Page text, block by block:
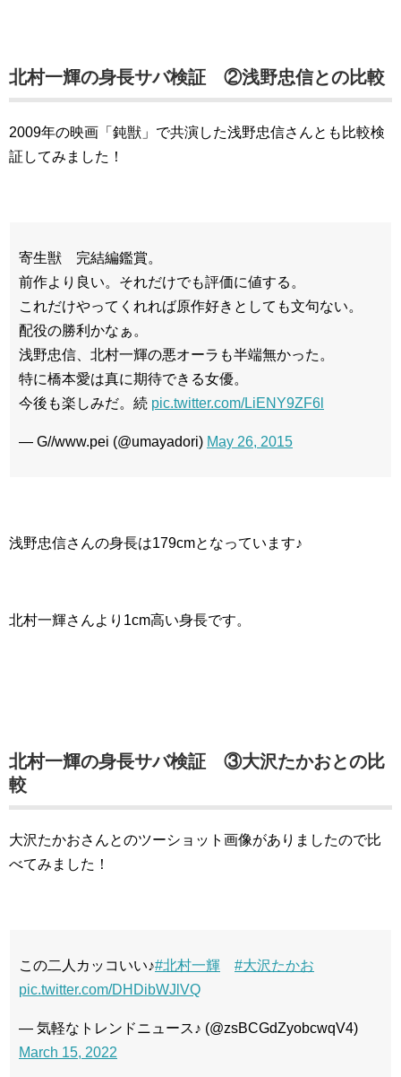
北村一輝の身長サバ検証 ②浅野忠信との比較
2009年の映画「鈍獣」で共演した浅野忠信さんとも比較検
証してみました！
寄生獣 完結編鑑賞。
前作より良い。それだけでも評価に値する。
これだけやってくれれば原作好きとしても文句ない。
配役の勝利かなぁ。
浅野忠信、北村一輝の悪オーラも半端無かった。
特に橋本愛は真に期待できる女優。
今後も楽しみだ。続 pic.twitter.com/LiENY9ZF6l
— G//www.pei (@umayadori) May 26, 2015
浅野忠信さんの身長は179cmとなっています♪
北村一輝さんより1cm高い身長です。
北村一輝の身長サバ検証 ③大沢たかおとの比
較
大沢たかおさんとのツーショット画像がありましたので比
べてみました！
この二人カッコいい♪#北村一輝
#大沢たかお
pic.twitter.com/DHDibWJlVQ
— 気軽なトレンドニュース♪ (@zsBCGdZyobcwqV4)
March 15, 2022